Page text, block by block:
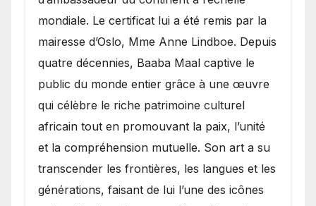
mondiale. Le certificat lui a été remis par la
mairesse d’Oslo, Mme Anne Lindboe. Depuis
quatre décennies, Baaba Maal captive le
public du monde entier grâce à une œuvre
qui célèbre le riche patrimoine culturel
africain tout en promouvant la paix, l’unité
et la compréhension mutuelle. Son art a su
transcender les frontières, les langues et les
générations, faisant de lui l’une des icônes